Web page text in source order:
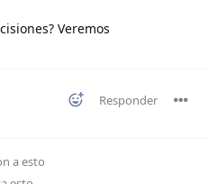
Veremos
Responder
a esto